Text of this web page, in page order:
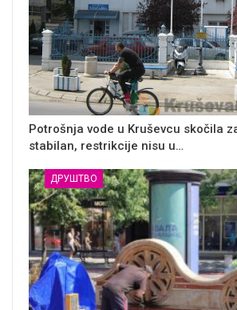
Potrošnja vode u Kruševcu skočila
stabilan, restrikcije nisu u…
ДРУШТВО